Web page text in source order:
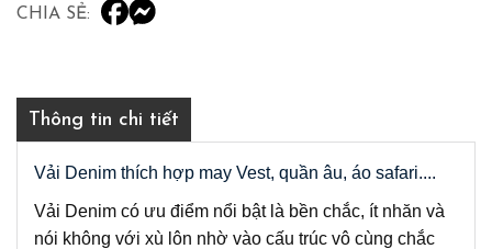
CHIA SẺ:
Thông tin chi tiết
Vải Denim thích hợp may Vest, quần âu, áo safari....
Vải Denim có ưu điểm nổi bật là bền chắc, ít nhăn và
nói không với xù lôn nhờ vào cấu trúc vô cùng chắc